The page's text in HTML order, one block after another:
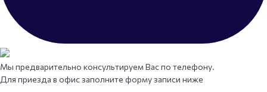
Мы предварительно консультируем Вас по телефону.
Для приезда в офис заполните форму записи ниже